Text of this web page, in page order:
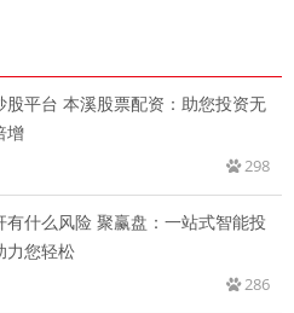
股平台 本溪股票配资：助您投资无
增
298
有什么风险 聚赢盘：一站式智能投
力您轻松
286